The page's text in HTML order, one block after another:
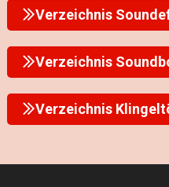
Verzeichnis
Verzeichnis
Verzeichnis